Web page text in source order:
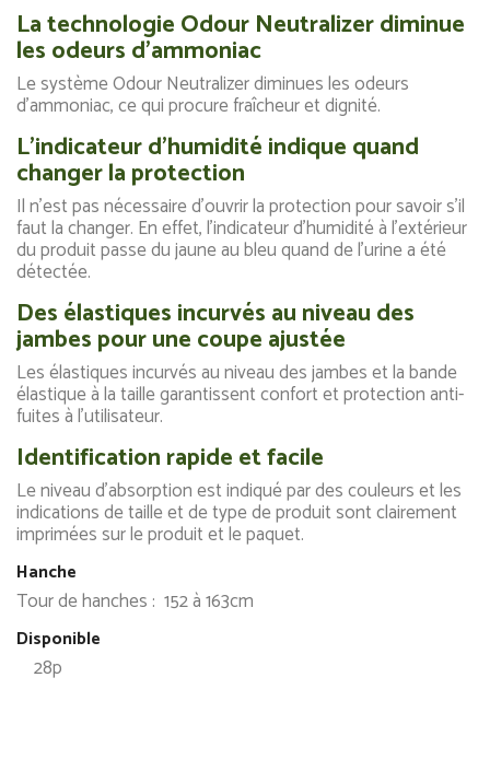
La technologie Odour Neutralizer diminue
les odeurs d'ammoniac
Le système Odour Neutralizer diminues les odeurs
d'ammoniac, ce qui procure fraîcheur et dignité.
L'indicateur d'humidité indique quand
changer la protection
Il n'est pas nécessaire d'ouvrir la protection pour savoir s'il
faut la changer. En effet, l'indicateur d'humidité à l'extérieur
du produit passe du jaune au bleu quand de l'urine a été
détectée.
Des élastiques incurvés au niveau des
jambes pour une coupe ajustée
Les élastiques incurvés au niveau des jambes et la bande
élastique à la taille garantissent confort et protection anti-
fuites à l'utilisateur.
Identification rapide et facile
Le niveau d'absorption est indiqué par des couleurs et les
indications de taille et de type de produit sont clairement
imprimées sur le produit et le paquet.
Hanche
Tour de hanches : 152 à 163cm
Disponible
28p